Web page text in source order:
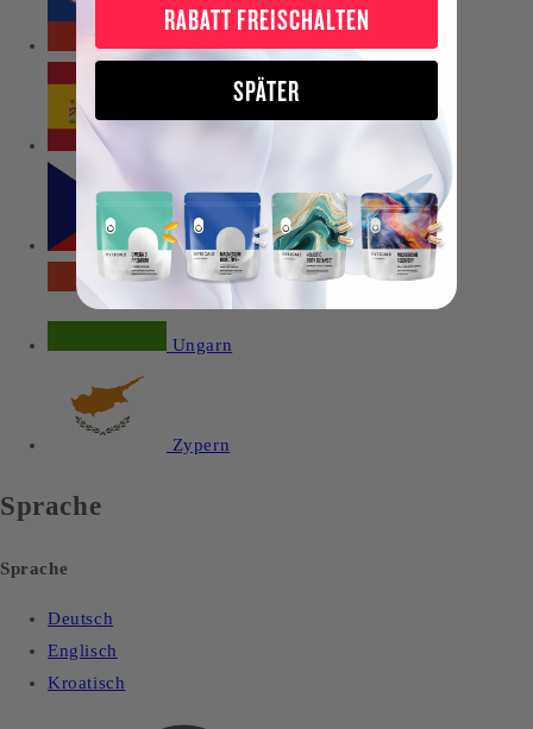
Slowenien
Tschechien
Ungarn
Zypern
Sprache
Sprache
Deutsch
Englisch
Kroatisch
RABATT FREISCHALTEN
SPÄTER